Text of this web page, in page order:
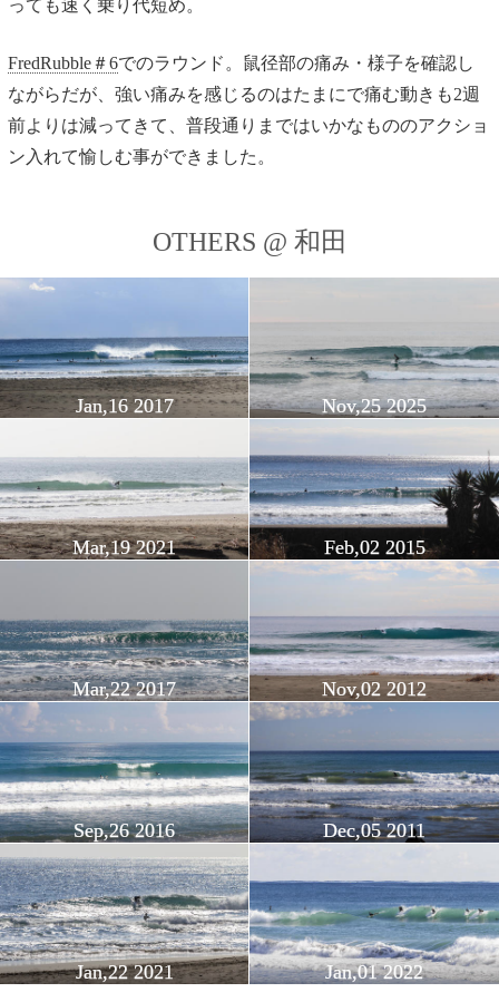
っても速く乗り代短め。
FredRubble＃6でのラウンド。鼠径部の痛み・様子を確認し
ながらだが、強い痛みを感じるのはたまにで痛む動きも2週
前よりは減ってきて、普段通りまではいかなもののアクショ
ン入れて愉しむ事ができました。
OTHERS @ 和田
Jan,16 2017 Nov,25 2025
Mar,19 2021 Feb,02 2015
Mar,22 2017 Nov,02 2012
Sep,26 2016 Dec,05 2011
Jan,22 2021 Jan,01 2022